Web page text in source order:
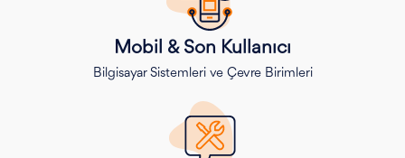
Mobil & Son Kullanıcı
Bilgisayar Sistemleri ve Çevre Birimleri